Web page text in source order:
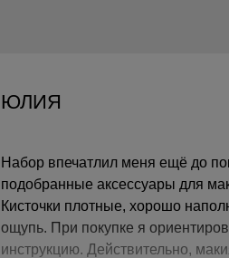
ЮЛИЯ
Набор впечатлил меня ещё до
подобранные аксессуары для
Кисточки плотные, хорошо
ощупь. При покупке я
инструкцию. Действительно,